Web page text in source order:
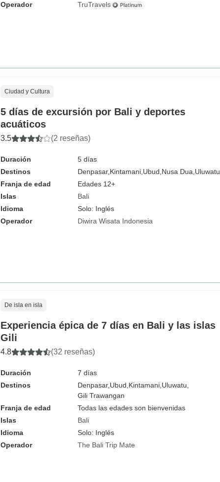
Operador
TruTravels
Ciudad y Cultura
5 días de excursión por Bali y deportes
acuáticos
3.5 (2 reseñas)
Duración
5 días
Destinos
Denpasar, Kintamani, Ubud, Nusa Dua, Uluwatu
Franja de edad
Edades 12+
Islas
Bali
Idioma
Solo: Inglés
Operador
Diwira Wisata Indonesia
De isla en isla
Experiencia épica de 7 días en Bali y las islas
Gili
4.8 (32 reseñas)
Duración
7 días
Destinos
Denpasar, Ubud, Kintamani, Uluwatu,
Gili Trawangan
Franja de edad
Todas las edades son bienvenidas
Islas
Bali
Idioma
Solo: Inglés
Operador
The Bali Trip Mate